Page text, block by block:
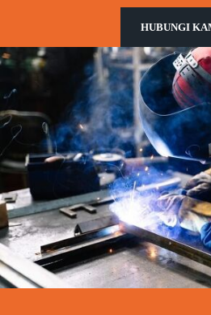
HUBUNGI